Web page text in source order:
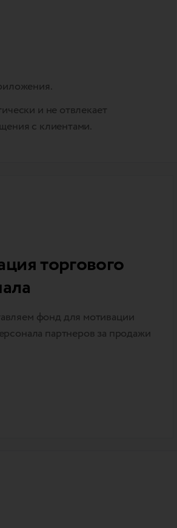
и не отвлекает
с клиентами.
торгового
фонд для мотивации
партнеров за продажи